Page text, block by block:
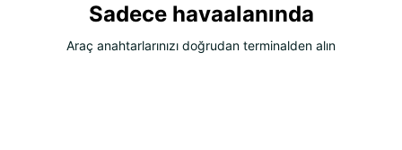
Sadece havaalanında
Araç anahtarlarınızı doğrudan terminalden alın